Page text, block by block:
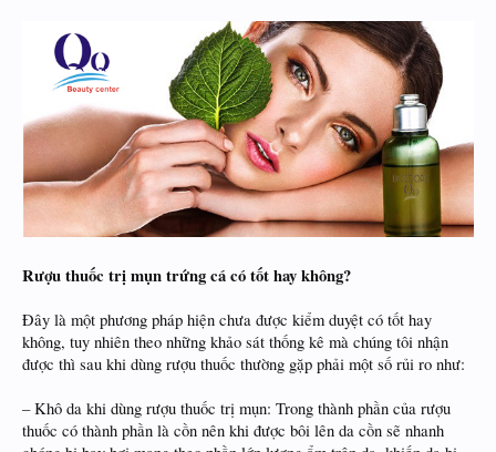
Rượu thuốc trị mụn trứng cá có tốt hay không?
Đây là một phương pháp hiện chưa được kiểm duyệt có tốt hay
không, tuy nhiên theo những khảo sát thống kê mà chúng tôi nhận
được thì sau khi dùng rượu thuốc thường gặp phải một số rủi ro như:
– Khô da khi dùng rượu thuốc trị mụn: Trong thành phần của rượu
thuốc có thành phần là cồn nên khi được bôi lên da cồn sẽ nhanh